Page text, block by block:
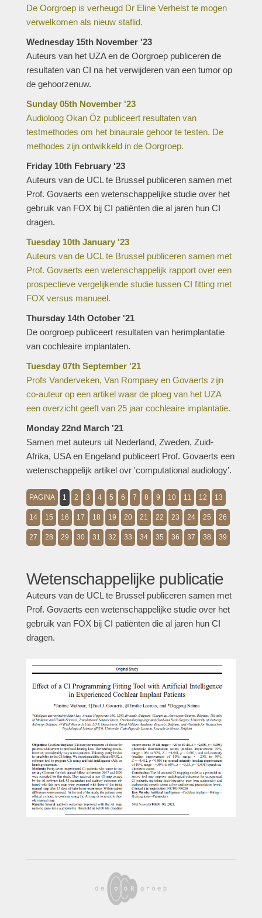
De Oorgroep is verheugd Dr Eline Verhelst te mogen
verwelkomen als nieuw staflid.
Wednesday 15th November '23
Auteurs van het UZA en de Oorgroep publiceren de
resultaten van CI na het verwijderen van een tumor op
de gehoorzenuw.
Sunday 05th November '23
Audioloog Okan Öz publiceert resultaten van
testmethodes om het binaurale gehoor te testen. De
methodes zijn ontwikkeld in de Oorgroep.
Friday 10th February '23
Auteurs van de UCL te Brussel publiceren samen met
Prof. Govaerts een wetenschappelijke studie over het
gebruik van FOX bij CI patiënten die al jaren hun CI
dragen.
Tuesday 10th January '23
Auteurs van de UCL te Brussel publiceren samen met
Prof. Govaerts een wetenschappelijk rapport over een
prospectieve vergelijkende studie tussen CI fitting met
FOX versus manueel.
Thursday 14th October '21
De oorgroep publiceert resultaten van herimplantatie
van cochleaire implantaten.
Tuesday 07th September '21
Profs Vanderveken, Van Rompaey en Govaerts zijn
co-auteur op een artikel waar de ploeg van het UZA
een overzicht geeft van 25 jaar cochleaire implantatie.
Monday 22nd March '21
Samen met auteurs uit Nederland, Zweden, Zuid-
Afrika, USA en Engeland publiceert Prof. Govaerts een
wetenschappelijk artikel ovr 'computational audiology'.
PAGINA 1 2 3 4 5 6 7 8 9 10 11 12 13
14 15 16 17 18 19 20 21 22 23 24 25 26
27 28 29 30 31 32 33 34 35 36 37 38 39
Wetenschappelijke publicatie
Auteurs van de UCL te Brussel publiceren samen met
Prof. Govaerts een wetenschappelijke studie over het
gebruik van FOX bij CI patiënten die al jaren hun CI
dragen.